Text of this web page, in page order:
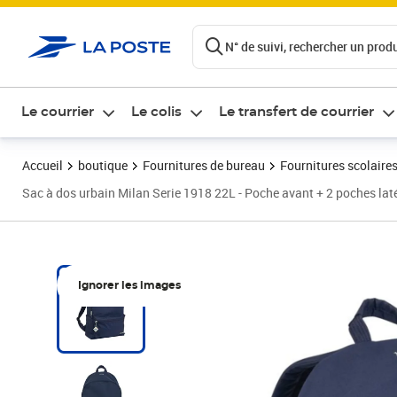
N° de suivi, rechercher un
Le courrier Le colis Le transfert de courrier
Accueil boutique Fournitures de bureau
Fournitures scolaires
Sac à dos urbain Milan Serie 1918 22L - Poche avant + 2 poches
Ignorer les images